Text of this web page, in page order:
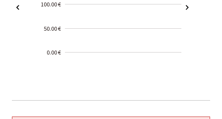
100.00 €
50.00 €
0.00 €
01-02